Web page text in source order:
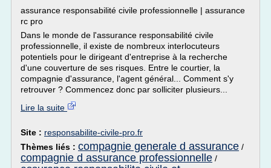
assurance responsabilité civile professionnelle | assurance
rc pro
Dans le monde de l'assurance responsabilité civile
professionnelle, il existe de nombreux interlocuteurs
potentiels pour le dirigeant d'entreprise à la recherche
d'une couverture de ses risques. Entre le courtier, la
compagnie d'assurance, l'agent général... Comment s'y
retrouver ? Commencez donc par solliciter plusieurs...
Lire la suite
Site : responsabilite-civile-pro.fr
Thèmes liés : compagnie generale d assurance /
compagnie d assurance professionnelle /